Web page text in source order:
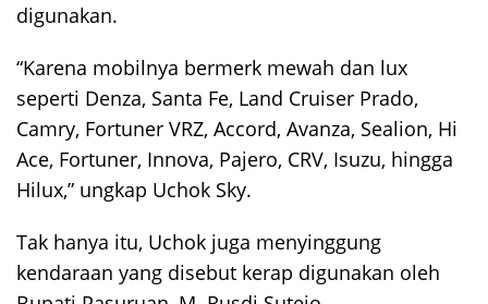
digunakan.
“Karena mobilnya bermerk mewah dan lux
seperti Denza, Santa Fe, Land Cruiser Prado,
Camry, Fortuner VRZ, Accord, Avanza, Sealion, Hi
Ace, Fortuner, Innova, Pajero, CRV, Isuzu, hingga
Hilux,” ungkap Uchok Sky.
Tak hanya itu, Uchok juga menyinggung
kendaraan yang disebut kerap digunakan oleh